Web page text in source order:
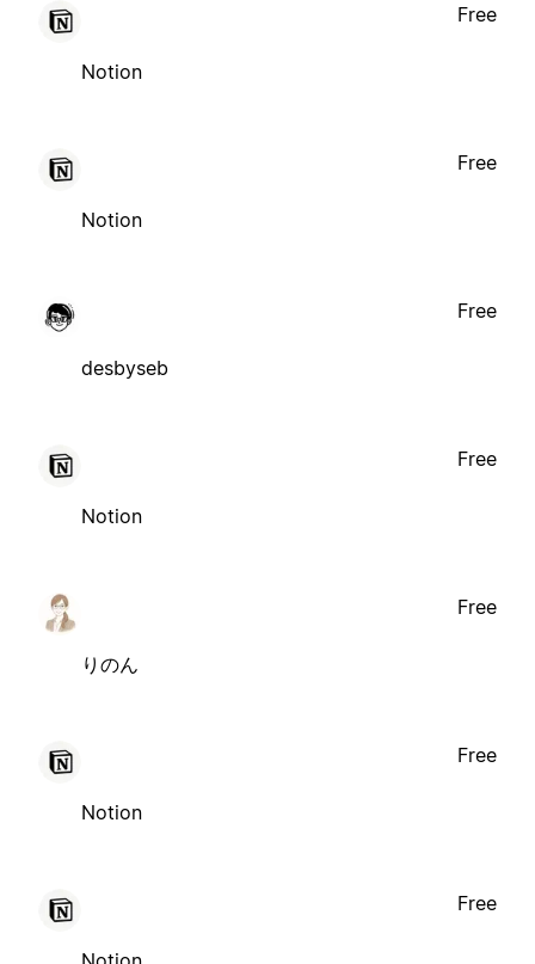
Notion
Free
Notion
Free
desbyseb
Free
Notion
Free
りのん
Free
Notion
Free
Free